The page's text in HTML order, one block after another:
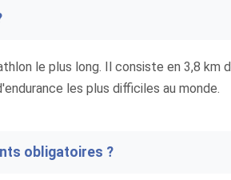
le plus long. Il consiste en 3,8 km
les plus difficiles au monde.
obligatoires ?